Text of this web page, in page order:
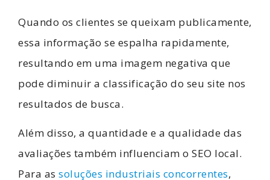
Quando os clientes se queixam publicamente,
essa informação se espalha rapidamente,
resultando em uma imagem negativa que
pode diminuir a classificação do seu site nos
resultados de busca.
Além disso, a quantidade e a qualidade das
avaliações também influenciam o SEO local.
Para as soluções industriais concorrentes,